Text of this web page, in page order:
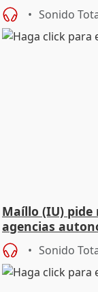
Sonido
Maíllo (IU) pide
agencias
Sonido